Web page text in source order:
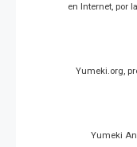
en Internet, por
Yumeki.org,
Yumeki